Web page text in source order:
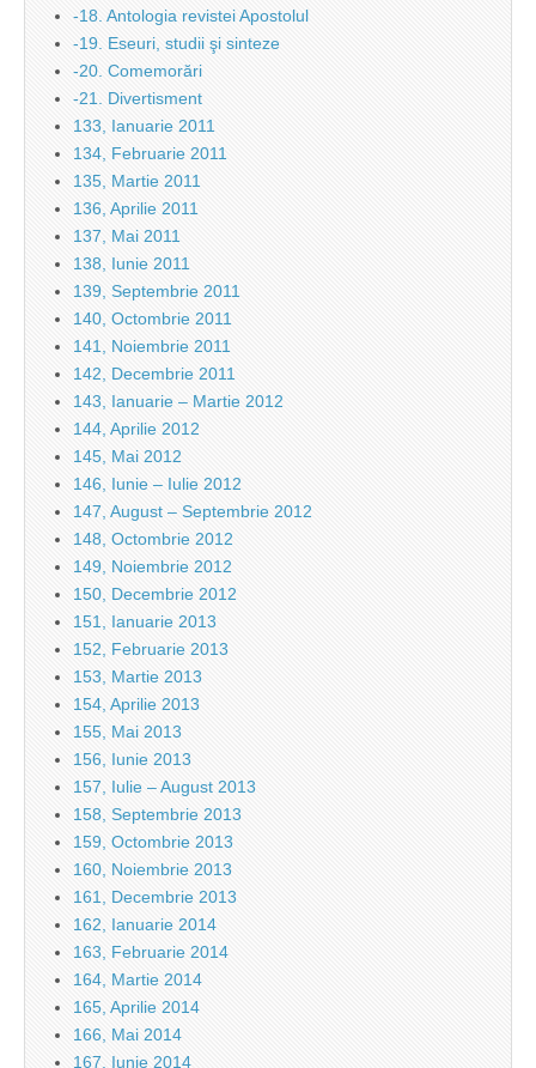
-18. Antologia revistei Apostolul
-19. Eseuri, studii şi sinteze
-20. Comemorări
-21. Divertisment
133, Ianuarie 2011
134, Februarie 2011
135, Martie 2011
136, Aprilie 2011
137, Mai 2011
138, Iunie 2011
139, Septembrie 2011
140, Octombrie 2011
141, Noiembrie 2011
142, Decembrie 2011
143, Ianuarie – Martie 2012
144, Aprilie 2012
145, Mai 2012
146, Iunie – Iulie 2012
147, August – Septembrie 2012
148, Octombrie 2012
149, Noiembrie 2012
150, Decembrie 2012
151, Ianuarie 2013
152, Februarie 2013
153, Martie 2013
154, Aprilie 2013
155, Mai 2013
156, Iunie 2013
157, Iulie – August 2013
158, Septembrie 2013
159, Octombrie 2013
160, Noiembrie 2013
161, Decembrie 2013
162, Ianuarie 2014
163, Februarie 2014
164, Martie 2014
165, Aprilie 2014
166, Mai 2014
167, Iunie 2014